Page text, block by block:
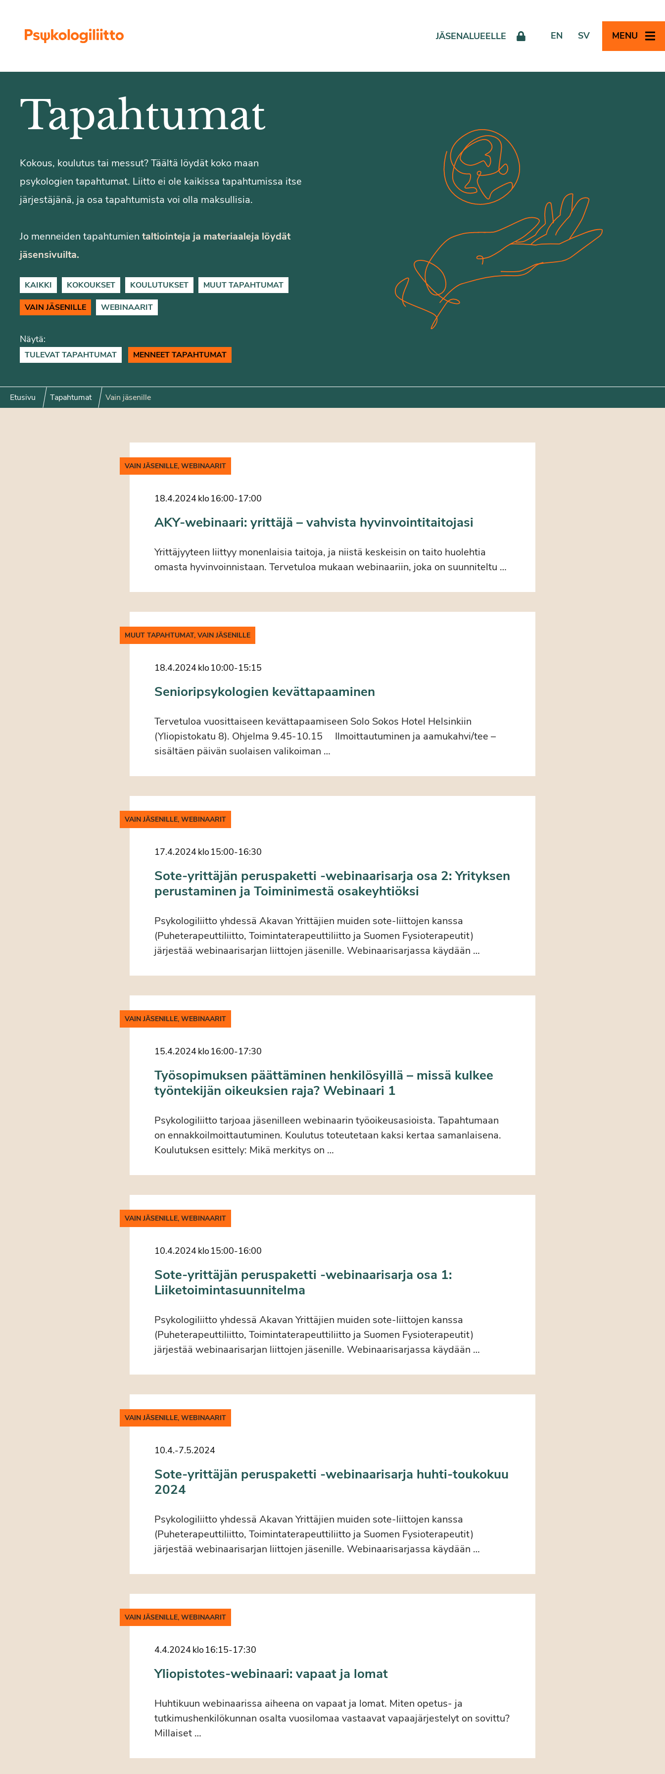
JÄSENALUEELLE EN SV MENU
Tapahtumat
Kokous, koulutus tai messut? Täältä löydät koko maan
psykologien tapahtumat. Liitto ei ole kaikissa tapahtumissa itse
järjestäjänä, ja osa tapahtumista voi olla maksullisia.
Jo menneiden tapahtumien taltiointeja ja materiaaleja löydät
jäsensivuilta.
KAIKKI KOKOUKSET KOULUTUKSET MUUT TAPAHTUMAT
VAIN JÄSENILLE WEBINAARIT
Näytä:
TULEVAT TAPAHTUMAT MENNEET TAPAHTUMAT
Etusivu Tapahtumat Vain jäsenille
VAIN JÄSENILLE, WEBINAARIT
18.4.2024klo16:00-17:00
AKY-webinaari: yrittäjä – vahvista hyvinvointitaitojasi
Yrittäjyyteen liittyy monenlaisia taitoja, ja niistä keskeisin on taito huolehtia
omasta hyvinvoinnistaan. Tervetuloa mukaan webinaariin, joka on suunniteltu …
MUUT TAPAHTUMAT, VAIN JÄSENILLE
18.4.2024klo10:00-15:15
Senioripsykologien kevättapaaminen
Tervetuloa vuosittaiseen kevättapaamiseen Solo Sokos Hotel Helsinkiin
(Yliopistokatu 8). Ohjelma 9.45-10.15 Ilmoittautuminen ja aamukahvi/tee –
sisältäen päivän suolaisen valikoiman …
VAIN JÄSENILLE, WEBINAARIT
17.4.2024klo15:00-16:30
Sote-yrittäjän peruspaketti -webinaarisarja osa 2: Yrityksen
perustaminen ja Toiminimestä osakeyhtiöksi
Psykologiliitto yhdessä Akavan Yrittäjien muiden sote-liittojen kanssa
(Puheterapeuttiliitto, Toimintaterapeuttiliitto ja Suomen Fysioterapeutit)
järjestää webinaarisarjan liittojen jäsenille. Webinaarisarjassa käydään …
VAIN JÄSENILLE, WEBINAARIT
15.4.2024klo16:00-17:30
Työsopimuksen päättäminen henkilösyillä – missä kulkee
työntekijän oikeuksien raja? Webinaari 1
Psykologiliitto tarjoaa jäsenilleen webinaarin työoikeusasioista. Tapahtumaan
on ennakkoilmoittautuminen. Koulutus toteutetaan kaksi kertaa samanlaisena.
Koulutuksen esittely: Mikä merkitys on …
VAIN JÄSENILLE, WEBINAARIT
10.4.2024klo15:00-16:00
Sote-yrittäjän peruspaketti -webinaarisarja osa 1:
Liiketoimintasuunnitelma
Psykologiliitto yhdessä Akavan Yrittäjien muiden sote-liittojen kanssa
(Puheterapeuttiliitto, Toimintaterapeuttiliitto ja Suomen Fysioterapeutit)
järjestää webinaarisarjan liittojen jäsenille. Webinaarisarjassa käydään …
VAIN JÄSENILLE, WEBINAARIT
10.4.-7.5.2024
Sote-yrittäjän peruspaketti -webinaarisarja huhti-toukokuu
2024
Psykologiliitto yhdessä Akavan Yrittäjien muiden sote-liittojen kanssa
(Puheterapeuttiliitto, Toimintaterapeuttiliitto ja Suomen Fysioterapeutit)
järjestää webinaarisarjan liittojen jäsenille. Webinaarisarjassa käydään …
VAIN JÄSENILLE, WEBINAARIT
4.4.2024klo16:15-17:30
Yliopistotes-webinaari: vapaat ja lomat
Huhtikuun webinaarissa aiheena on vapaat ja lomat. Miten opetus- ja
tutkimushenkilökunnan osalta vuosilomaa vastaavat vapaajärjestelyt on sovittu?
Millaiset …